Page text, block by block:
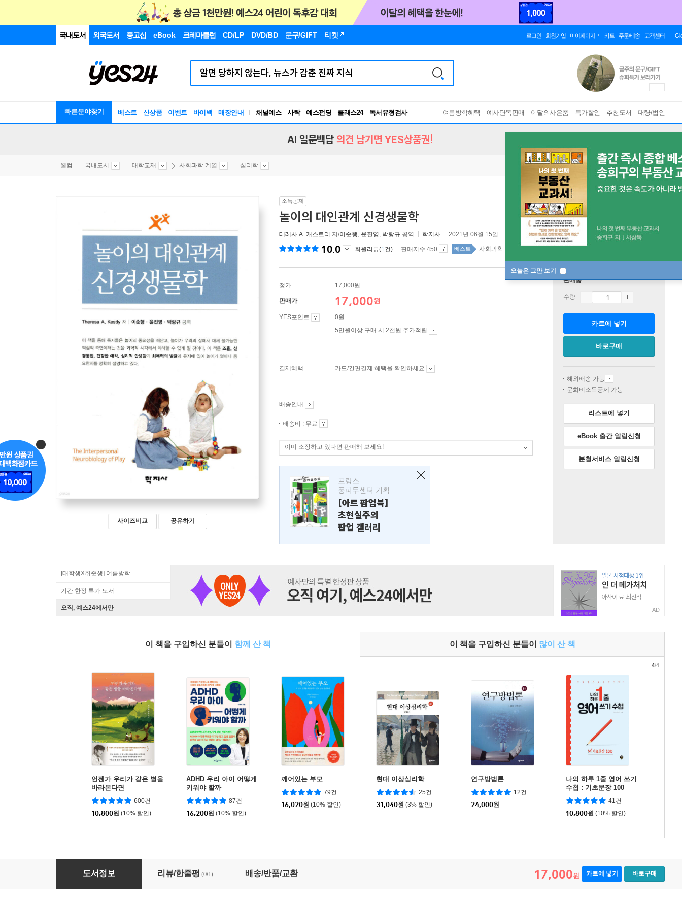
국내도서 외국도서 중고샵 eBook 크레마클럽 CD/LP DVD/BD 문구/GIFT 티켓 로그인 회원가입 마이페이지 카트 주문/배송 고객센터
빠른분야찾기 베스트 신상품 이벤트 바이백 매장안내 채널예스 사락 예스펀딩 클래스24
독서유형검사
RBTI Lab
여름방학혜택 예사단독판매 이달의사은품 특가할인 추천도서 대량/법인
오늘은 그만 보기
AI 일문백답 의견 남기면 YES상품권!
웰컴 국내도서 대학교재 사회과학 계열 심리학
사이즈비교 공유하기
소득공제
놀이의 대인관계 신경생물학
테레사 A. 캐스트리 저/이순행, 윤진영, 박랑규 공역 학지사 2021년 06월 15일
10.0 회원리뷰(1건) 판매지수 450 베스트 사회과학 계열 top100 6주
정가 17,000원
판매가 17,000원
YES포인트
0원
5만원이상 구매 시 2천원 추가적립
결제혜택 카드/간편결제 혜택을 확인하세요
배송안내
배송비 : 무료
이미 소장하고 있다면 판매해 보세요!
프랑스
퐁피두센터 기획
[아트 팝업북]
초현실주의
팝업 갤러리
판매중
수량
카트에 넣기
바로구매
해외배송 가능
문화비소득공제 가능
리스트에 넣기
eBook 출간 알림신청
분철서비스 알림신청
[대학생X취준생] 여름방학
기간 한정 특가 도서
오직, 예스24에서만 AD
이 책을 구입하신 분들이 함께 산 책 이 책을 구입하신 분들이 많이 산 책
언젠가 우리가 같은 별을
바라본다면
600건
10,800원 (10% 할인)
ADHD 우리 아이 어떻게
키워야 할까
87건
16,200원 (10% 할인)
깨어있는 부모
79건
16,020원 (10% 할인)
현대 이상심리학
25건
31,040원 (3% 할인)
연구방법론
12건
24,000원
나의 하루 1줄 영어 쓰기
수첩 : 기초문장 100
41건
10,800원 (10% 할인)
4/4
놀이의 대인관계 신경생물학
도서정보 리뷰/한줄평 (0/1) 배송/반품/교환 17,000원 카트에 넣기 바로구매